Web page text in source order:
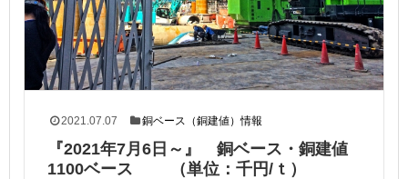
2021.07.07 銅ベース（銅建値）情報
『2021年7月6日～』 銅ベース・銅建値
1100ベース （単位：千円/ｔ）